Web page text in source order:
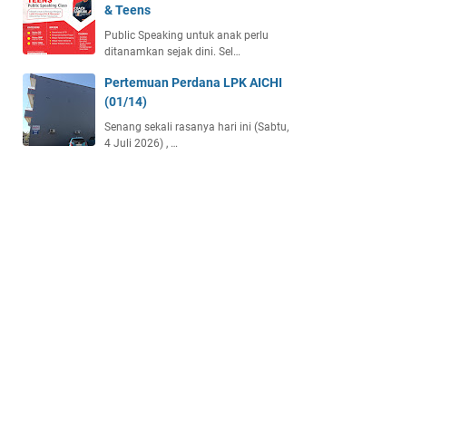
& Teens
Public Speaking untuk anak perlu
ditanamkan sejak dini. Sel…
Pertemuan Perdana LPK AICHI
(01/14)
Senang sekali rasanya hari ini (Sabtu,
4 Juli 2026) , …